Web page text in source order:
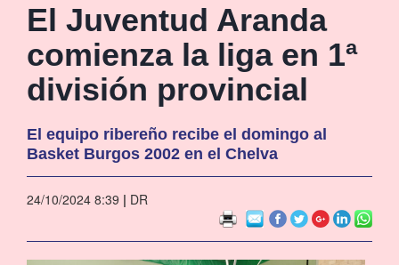
El Juventud Aranda
comienza la liga en 1ª
división provincial
El equipo ribereño recibe el domingo al
Basket Burgos 2002 en el Chelva
24/10/2024 8:39 | DR